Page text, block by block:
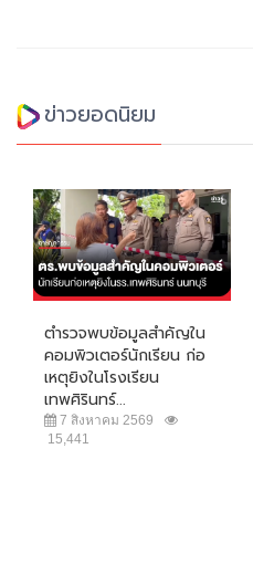
ข่าวยอดนิยม
ตำรวจพบข้อมูลสำคัญใน
คอมพิวเตอร์นักเรียน ก่อ
เหตุยิงในโรงเรียน
เทพศิรินทร์...
7 สิงหาคม 2569
15,441